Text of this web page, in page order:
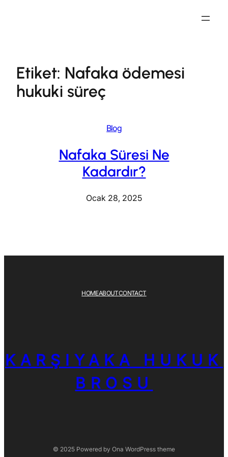
Etiket: Nafaka ödemesi
hukuki süreç
Blog
Nafaka Süresi Ne
Kadardır?
Ocak 28, 2025
HOMEABOUTCONTACT
KARŞIYAKA HUKUK
BROSU
© 2025 Powered by Ona WordPress theme